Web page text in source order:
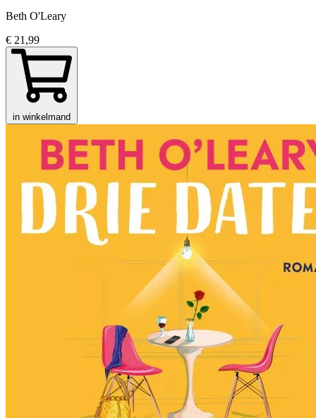
Beth O'Leary
€ 21,99
in winkelmand